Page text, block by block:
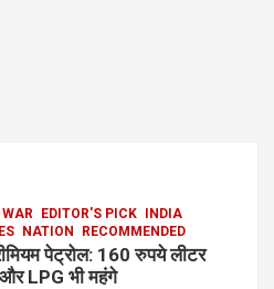
EDITOR'S PICK
INDIA
NATION RECOMMENDED
पेट्रोल: 160 रुपये लीटर
LPG भी महंगे